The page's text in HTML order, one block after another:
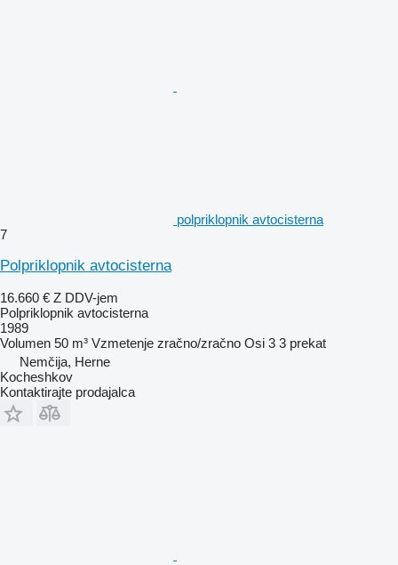
polpriklopnik avtocisterna
7
Polpriklopnik avtocisterna
16.660 € Z DDV-jem
Polpriklopnik avtocisterna
1989
Volumen 50 m³ Vzmetenje zračno/zračno Osi 3 3 prekat
Nemčija, Herne
Kocheshkov
Kontaktirajte prodajalca